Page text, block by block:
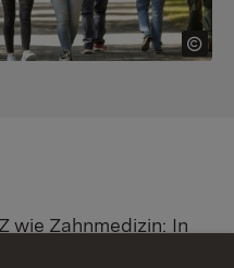
wie Zahnmedizin: In
unzählige